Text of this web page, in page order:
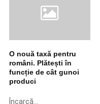
O nouă taxă pentru
români. Plătești în
funcție de cât gunoi
produci
Încarcă...